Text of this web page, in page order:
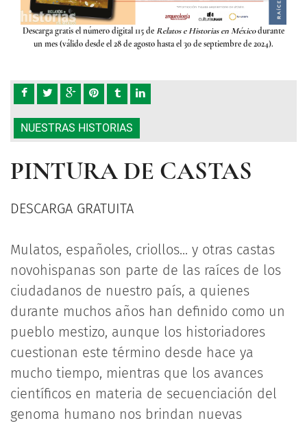
Descarga gratis el número digital 115 de Relatos e Historias en Méxicodurante
un mes (válido desde el 28 de agosto hasta el 30 de septiembre de 2024).
NUESTRAS HISTORIAS
PINTURA DE CASTAS
DESCARGA GRATUITA
Mulatos, españoles, criollos... y otras castas
novohispanas son parte de las raíces de los
ciudadanos de nuestro país, a quienes
durante muchos años han definido como un
pueblo mestizo, aunque los historiadores
cuestionan este término desde hace ya
mucho tiempo, mientras que los avances
científicos en materia de secuenciación del
genoma humano nos brindan nuevas